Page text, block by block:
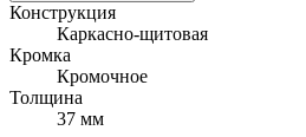
Конструкция
Каркасно-щитовая
Кромка
Кромочное
Толщина
37 мм